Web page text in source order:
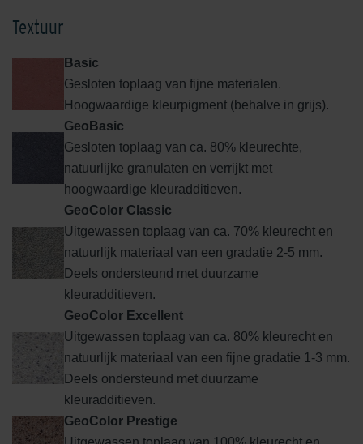
Textuur
Basic
Gesloten toplaag van fijne materialen.
Hoogwaardige kleurpigment (behalve in grijs).
GeoBasic
Gesloten toplaag van ca. 80% kleurechte,
natuurlijke granulaten en verrijkt met
hoogwaardige kleuradditieven.
GeoColor Classic
Uitgewassen toplaag van ca. 70% kleurecht en
natuurlijk materiaal van een gradatie 2-5 mm.
Deels ondersteund met duurzame
kleuradditieven.
GeoColor Excellent
Uitgewassen toplaag van ca. 80% kleurecht en
natuurlijk materiaal van een fijne gradatie 1-3 mm.
Deels ondersteund met duurzame
kleuradditieven.
GeoColor Prestige